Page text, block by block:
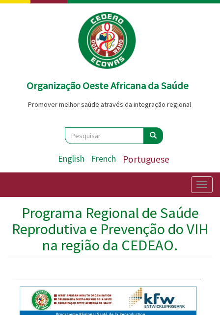
Passar
Organização Oeste Africana da Saúde
Promover melhor saúde através da integração regional
Search
Pesquisar Pesquisar
English French Portuguese
Programa Regional de Saúde
Reprodutiva e Prevenção do VIH
na região da CEDEAO.